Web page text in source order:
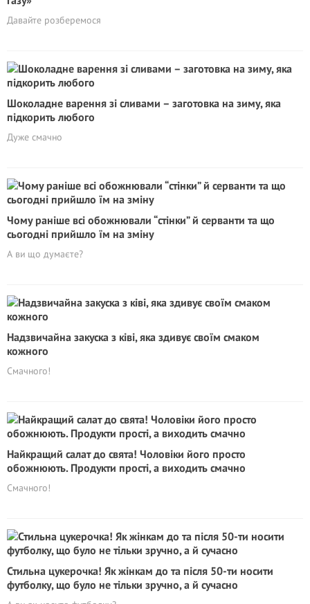
Давайте розберемося
Шоколадне варення зі сливами – заготовка на зиму, яка
підкорить любого
Дуже смачно
Чому раніше всі обожнювали “стінки” й серванти та що
сьогодні прийшло їм на зміну
А ви що думаєте?
Надзвичайна закуска з ківі, яка здивує своїм смаком
кожного
Смачного!
Найкращий салат до свята! Чоловіки його просто
обожнюють. Продукти прості, а виходить смачно
Смачного!
Стильна цукерочка! Як жінкам до та після 50-ти носити
футболку, що було не тільки зручно, а й сучасно